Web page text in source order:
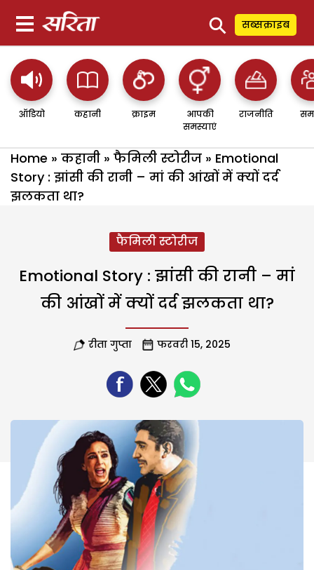
⚲ सब्सक्राइब
ऑडियो कहानी क्राइम
आपकी
समस्याएं
राजनीति
Home » कहानी » फैमिली स्टोरीज » Emotional
Story : झांसी की रानी – मां की आंखों में क्यों दर्द
झलकता था?
फैमिली स्टोरीज
Emotional Story : झांसी की रानी – मां
की आंखों में क्यों दर्द झलकता था?
रीता गुप्ता फरवरी 15, 2025